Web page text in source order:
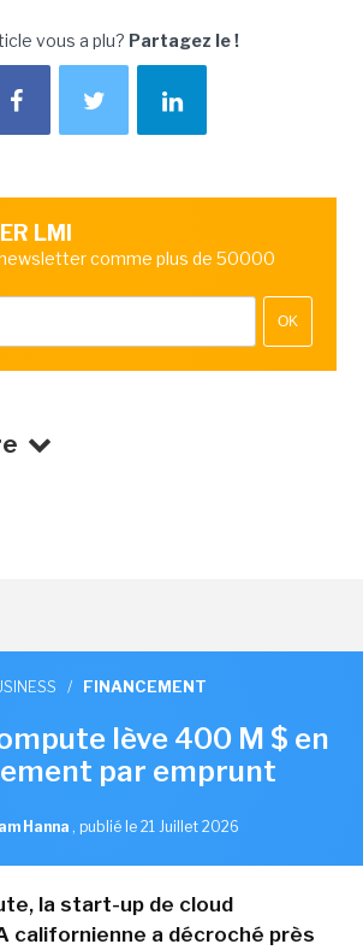
vous a plu? Partagez le !
LMI
comme plus de 50000
OK
/ FINANCEMENT
lève 400 M $ en
par emprunt
Hanna , publié le 21 Juillet 2026
la start-up de cloud
californienne a décroché près